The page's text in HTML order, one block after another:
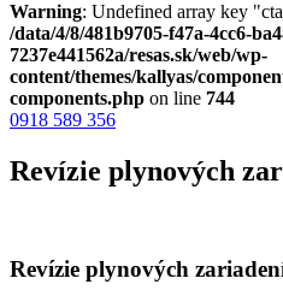
Warning: Undefined array key
/data/4/8/481b9705-f47a-4cc6-
7237e441562a/resas.sk/web/wp-
content/themes/kallyas/
components.php on line 744
0918 589 356
Revízie plynových
Revízie plynových